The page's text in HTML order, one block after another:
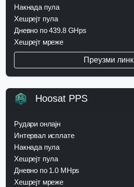
Накнада пула
Хешрејт пула
Дневно по 439.8 GHps
Хешрејт мреже
Преузми линк
Hoosat PPS
Рудари онлајн
Интервал исплате
Накнада пула
Хешрејт пула
Дневно по 1.0 MHps
Хешрејт мреже